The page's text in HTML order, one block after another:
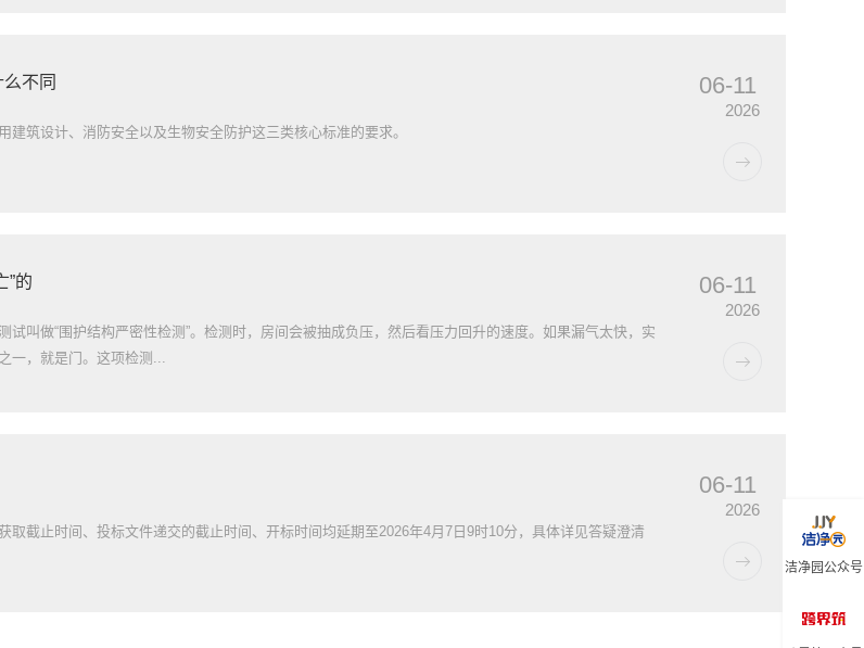
不同
建筑设计、消防安全以及生物安全防护这三类核心标准的要求。
06-11
2026
”的
试叫做“围护结构严密性检测”。检测时，房间会被抽成负压，然后看压力回升的速度。如果漏气太快，实
一，就是门。这项检测...
06-11
2026
取截止时间、投标文件递交的截止时间、开标时间均延期至2026年4月7日9时10分，具体详见答疑澄清
06-11
2026
洁净园公众号